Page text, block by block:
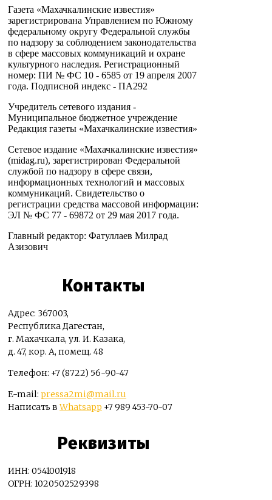
Газета «Махачкалинские известия»
зарегистрирована Управлением по Южному
федеральному округу Федеральной службы
по надзору за соблюдением законодательства
в сфере массовых коммуникаций и охране
культурного наследия. Регистрационный
номер: ПИ № ФС 10 - 6585 от 19 апреля 2007
года. Подписной индекс - ПА292
Учредитель сетевого издания -
Муниципальное бюджетное учреждение
Редакция газеты «Махачкалинские известия»
Сетевое издание «Махачкалинские известия»
(midag.ru), зарегистрирован Федеральной
службой по надзору в сфере связи,
информационных технологий и массовых
коммуникаций. Свидетельство о
регистрации средства массовой информации:
ЭЛ № ФС 77 - 69872 от 29 мая 2017 года.
Главный редактор: Фатуллаев Милрад
Азизович
Контакты
Адрес: 367003,
Республика Дагестан,
г. Махачкала, ул. И. Казака,
д. 47, кор. А, помещ. 48
Телефон: +7 (8722) 56-90-47
E-mail: pressa2mi@mail.ru
Написать вWhatsapp +7 989 453-70-07
Реквизиты
ИНН: 0541001918
ОГРН: 1020502529398